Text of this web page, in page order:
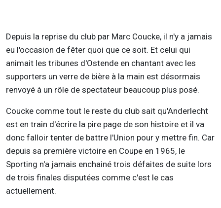
Depuis la reprise du club par Marc Coucke, il n'y a jamais
eu l'occasion de fêter quoi que ce soit. Et celui qui
animait les tribunes d'Ostende en chantant avec les
supporters un verre de bière à la main est désormais
renvoyé à un rôle de spectateur beaucoup plus posé.
Coucke comme tout le reste du club sait qu'Anderlecht
est en train d'écrire la pire page de son histoire et il va
donc falloir tenter de battre l'Union pour y mettre fin. Car
depuis sa première victoire en Coupe en 1965, le
Sporting n'a jamais enchainé trois défaites de suite lors
de trois finales disputées comme c'est le cas
actuellement.